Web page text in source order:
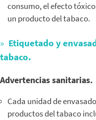
consumo, el efecto
un producto del tabaco.
Etiquetado y
tabaco.
Advertencias sanitarias.
Cada unidad de
productos del tabaco